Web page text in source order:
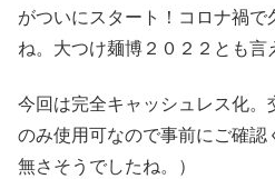
がついにスタート！コロナ禍で
ね。大つけ麺博２０２２とも言
今回は完全キャッシュレス化。
のみ使用可なので事前にご確認
無さそうでしたね。）